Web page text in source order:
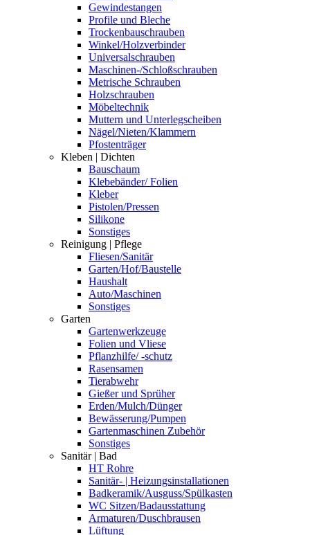
Gewindestangen
Profile und Bleche
Trockenbauschrauben
Winkel/Holzverbinder
Universalschrauben
Maschinen-/Schloßschrauben
Metrische Schrauben
Holzschrauben
Möbeltechnik
Muttern und Unterlegscheiben
Nägel/Nieten/Klammern
Pfostenträger
Kleben | Dichten
Bauschaum
Klebebänder/ Folien
Kleber
Pistolen/Pressen
Silikone
Sonstiges
Reinigung | Pflege
Fliesen/Sanitär
Garten/Hof/Baustelle
Haushalt
Auto/Maschinen
Sonstiges
Garten
Gartenwerkzeuge
Folien und Vliese
Pflanzhilfe/ -schutz
Rasensamen
Tierabwehr
Gießer und Sprüher
Erden/Mulch/Dünger
Bewässerung/Pumpen
Gartenmaschinen Zubehör
Sonstiges
Sanitär | Bad
HT Rohre
Sanitär- | Heizungsinstallationen
Badkeramik/Ausguss/Spülkasten
WC Sitzen/Badausstattung
Armaturen/Duschbrausen
Lüftung